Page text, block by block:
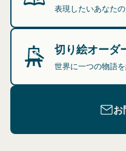
表現したいあなた
切り絵オーダ
世界に一つの物語
お